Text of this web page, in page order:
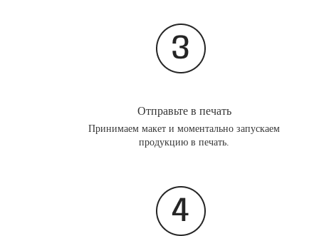
Отправьте в печать
Принимаем макет и моментально запускаем
продукцию в печать.